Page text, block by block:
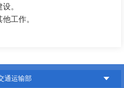
。
工作。
通运输部